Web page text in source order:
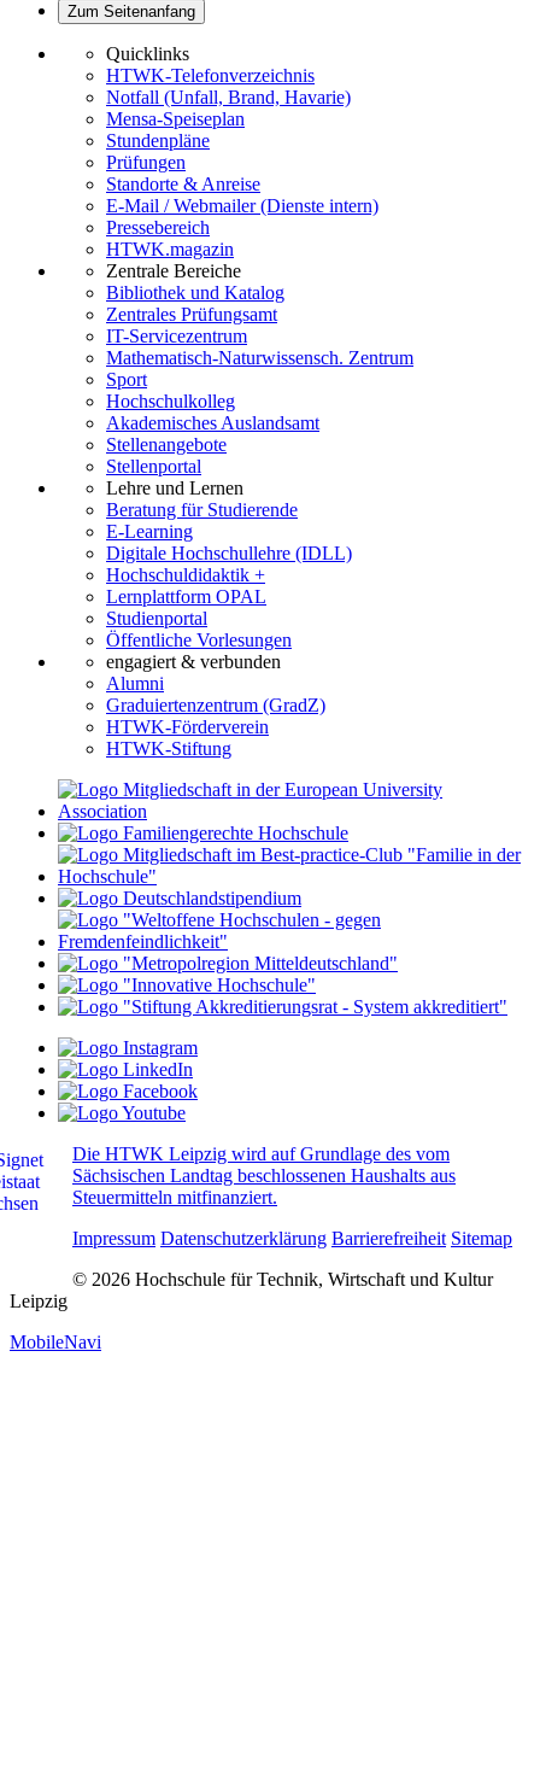
Zum Seitenanfang
Quicklinks
HTWK-Telefonverzeichnis
Notfall (Unfall, Brand, Havarie)
Mensa-Speiseplan
Stundenpläne
Prüfungen
Standorte & Anreise
E-Mail / Webmailer (Dienste intern)
Pressebereich
HTWK.magazin
Zentrale Bereiche
Bibliothek und Katalog
Zentrales Prüfungsamt
IT-Servicezentrum
Mathematisch-Naturwissensch. Zentrum
Sport
Hochschulkolleg
Akademisches Auslandsamt
Stellenangebote
Stellenportal
Lehre und Lernen
Beratung für Studierende
E-Learning
Digitale Hochschullehre (IDLL)
Hochschuldidaktik +
Lernplattform OPAL
Studienportal
Öffentliche Vorlesungen
engagiert & verbunden
Alumni
Graduiertenzentrum (GradZ)
HTWK-Förderverein
HTWK-Stiftung
Die HTWK Leipzig wird auf Grundlage des vom
Sächsischen Landtag beschlossenen Haushalts aus
Steuermitteln mitfinanziert.
Impressum Datenschutzerklärung Barrierefreiheit Sitemap
© 2026 Hochschule für Technik, Wirtschaft und Kultur
Leipzig
MobileNavi